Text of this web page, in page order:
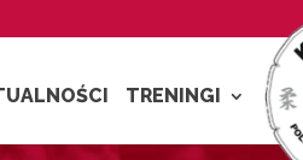
TRENINGI